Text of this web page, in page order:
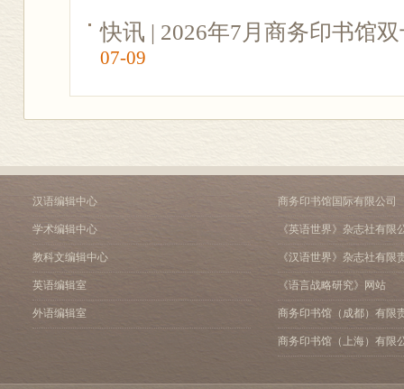
快讯 | 2026年7月商务印书馆
07-09
汉语编辑中心
学术编辑中心
教科文编辑中心
英语编辑室
外语编辑室
商务印书馆国际有限公司
《英语世界》杂志社有限
《汉语世界》杂志社有限
《语言战略研究》网站
商务印书馆（成都）有限
商务印书馆（上海）有限